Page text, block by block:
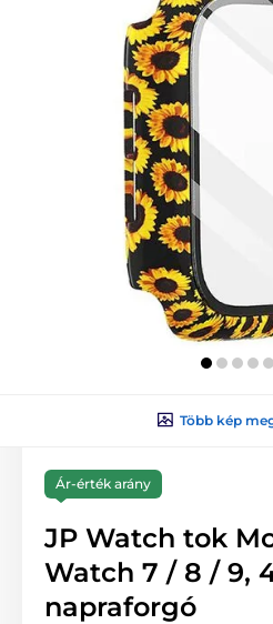
Több kép
Ár-érték arány
JP Watch tok
Watch 7 / 8 / 9,
napraforgó